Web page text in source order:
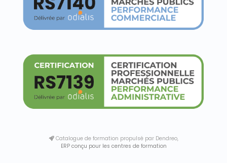
Catalogue de formation propulsé par Dendreo,
ERP conçu pour les centres de formation